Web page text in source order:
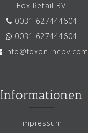
Fox Retail BV
0031 627444604
0031 627444604
info@foxonlinebv.com
Informationen
Impressum